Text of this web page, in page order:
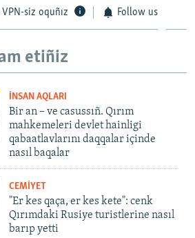
VPN-siz oquñız Follow us
etiñiz
İNSAN AQLARI
Bir an – ve casussıñ. Qırım
mahkemeleri devlet hainligi
qabaatlavlarını daqqalar içinde
nasıl baqalar
CEMİYET
"Er kes qaça, er kes kete": cenk
Qırımdaki Rusiye turistlerine nasıl
barıp yetti